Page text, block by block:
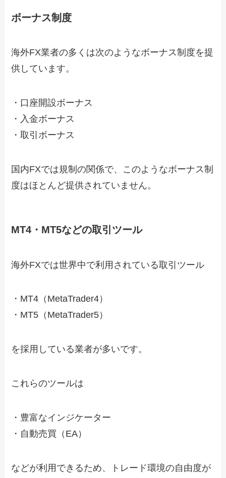
ボーナス制度
海外FX業者の多くは次のようなボーナス制度を提
供しています。
・口座開設ボーナス
・入金ボーナス
・取引ボーナス
国内FXでは規制の関係で、このようなボーナス制
度はほとんど提供されていません。
MT4・MT5などの取引ツール
海外FXでは世界中で利用されている取引ツール
・MT4（MetaTrader4）
・MT5（MetaTrader5）
を採用している業者が多いです。
これらのツールは
・豊富なインジケーター
・自動売買（EA）
などが利用できるため、トレード環境の自由度が